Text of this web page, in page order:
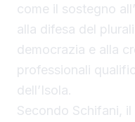
come il sostegno
alla difesa del
democrazia e alla
professionali
dell’Isola.
Secondo Schifani,